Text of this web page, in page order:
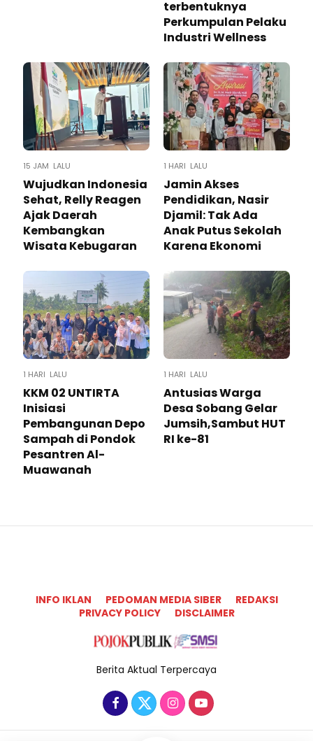
terbentuknya
Perkumpulan Pelaku
Industri Wellness
15 JAM LALU
Wujudkan Indonesia
Sehat, Relly Reagen
Ajak Daerah
Kembangkan
Wisata Kebugaran
1 HARI LALU
Jamin Akses
Pendidikan, Nasir
Djamil: Tak Ada
Anak Putus Sekolah
Karena Ekonomi
1 HARI LALU
KKM 02 UNTIRTA
Inisiasi
Pembangunan Depo
Sampah di Pondok
Pesantren Al-
Muawanah
1 HARI LALU
Antusias Warga
Desa Sobang Gelar
Jumsih,Sambut HUT
RI ke-81
INFO IKLAN PEDOMAN MEDIA SIBER
REDAKSI
PRIVACY POLICY
DISCLAIMER
Berita Aktual Terpercaya